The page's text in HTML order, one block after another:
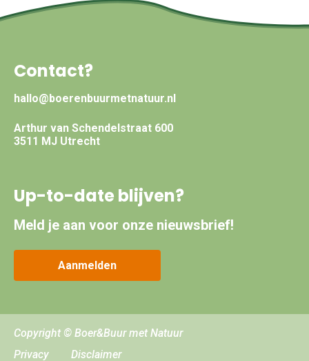
Contact?
hallo@boerenbuurmetnatuur.nl
Arthur van Schendelstraat 600
3511 MJ Utrecht
Up-to-date blijven?
Meld je aan voor onze nieuwsbrief!
Aanmelden
Copyright © Boer&Buur met Natuur
Privacy
Disclaimer